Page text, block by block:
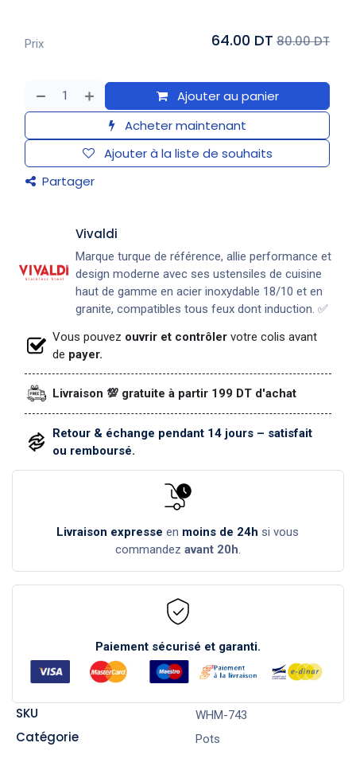
Ajouter au panier
Acheter maintenant
Ajouter à la liste de souhaits
Partager
Prix 64.00 DT 80.00 DT
Vivaldi
Marque turque de référence, allie performance et
design moderne avec ses ustensiles de cuisine
haut de gamme en acier inoxydable 18/10 et en
granite, compatibles tous feux dont induction. ✅
Vous pouvez ouvrir et contrôler votre colis avant
de payer.
Livraison 💯 gratuite à partir 199 DT d'achat
Retour & échange pendant 14 jours – satisfait
ou remboursé.
Livraison expresse en moins de 24h si vous
commandez avant 20h.
Paiement sécurisé et garanti.
SKU WHM-743
Catégorie Pots